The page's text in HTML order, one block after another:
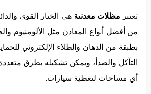
تعتبر مظلات معدنية هي الخيار القوي
من أفضل أنواع المعادن مثل الألومنيوم
بطبقة من الدهان والطلاء الإلكتروني
التآكل والصدأ، ويمكن تشكيله بطرق
أي مساحات لتغطية سيارات.